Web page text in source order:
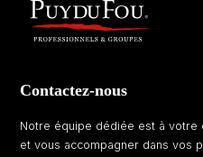
Contactez-nous
Notre équipe dédiée est à
et vous accompagner dans vos